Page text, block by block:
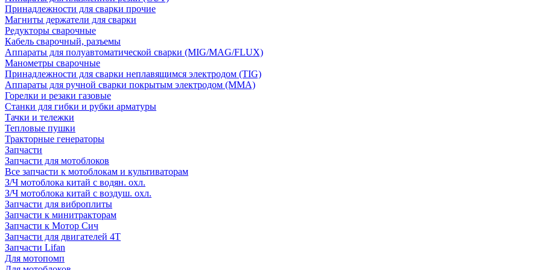
Принадлежности для сварки прочие
Магниты держатели для сварки
Редукторы сварочные
Кабель сварочный, разъемы
Аппараты для полуавтоматической сварки (MIG/MAG/FLUX)
Манометры сварочные
Принадлежности для сварки неплавящимся электродом (TIG)
Аппараты для ручной сварки покрытым электродом (MMA)
Горелки и резаки газовые
Станки для гибки и рубки арматуры
Тачки и тележки
Тепловые пушки
Тракторные генераторы
Запчасти
Запчасти для мотоблоков
Все запчасти к мотоблокам и культиваторам
З/Ч мотоблока китай с водян. охл.
З/Ч мотоблока китай с воздуш. охл.
Запчасти для виброплиты
Запчасти к минитракторам
Запчасти к Мотор Сич
Запчасти для двигателей 4Т
Запчасти Lifan
Для мотопомп